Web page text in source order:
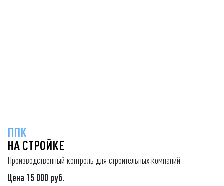
ППК
НА СТРОЙКЕ
Производственный контроль для строительных компаний
Цена 15 000 руб.